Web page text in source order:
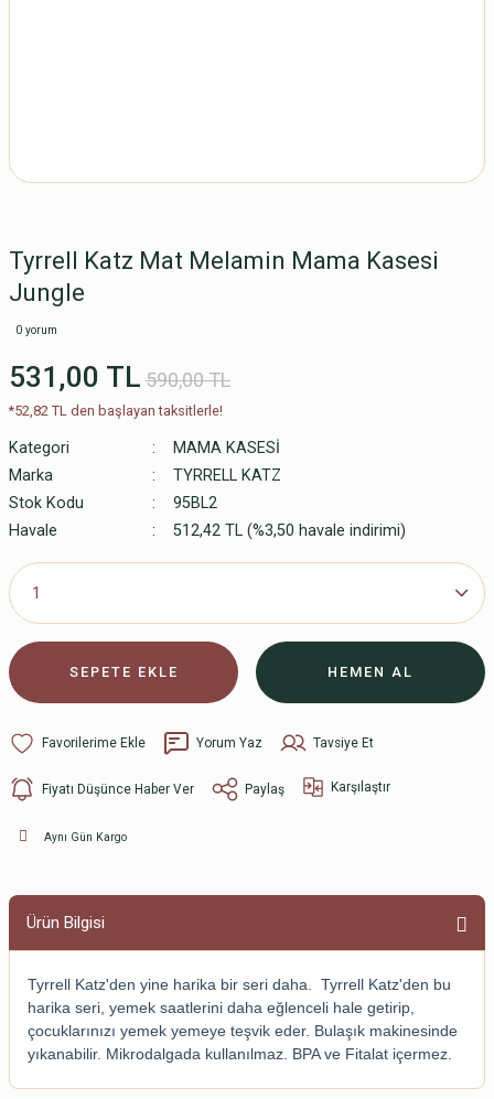
Tyrrell Katz Mat Melamin Mama Kasesi
Jungle
0 yorum
531,00 TL 590,00 TL
*52,82 TL den başlayan taksitlerle!
Kategori
MAMA KASESİ
Marka
TYRRELL KATZ
Stok Kodu
95BL2
Havale
512,42 TL (%3,50 havale indirimi)
SEPETE EKLE HEMEN AL
Yorum Yaz Tavsiye Et
Fiyatı Düşünce Haber Ver Paylaş Karşılaştır
Aynı Gün Kargo
Ürün Bilgisi
Tyrrell Katz'den yine harika bir seri daha. Tyrrell Katz'den bu
harika seri, yemek saatlerini daha eğlenceli hale getirip,
çocuklarınızı yemek yemeye teşvik eder. Bulaşık makinesinde
yıkanabilir. Mikrodalgada kullanılmaz. BPA ve Fitalat içermez.